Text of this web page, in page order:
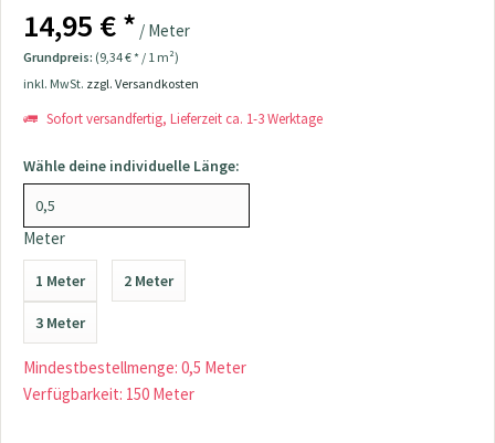
14,95 € * / Meter
Grundpreis: (9,34 € * / 1 m²)
inkl. MwSt. zzgl. Versandkosten
Sofort versandfertig, Lieferzeit ca. 1-3 Werktage
Wähle deine individuelle Länge:
Meter
1 Meter 2 Meter
3 Meter
Mindestbestellmenge: 0,5 Meter
Verfügbarkeit: 150 Meter